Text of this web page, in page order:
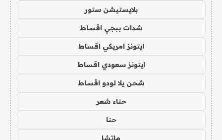
بلايستيشن ستور
شدات ببجي اقساط
ايتونز امريكي اقساط
ايتونز سعودي اقساط
شحن يلا لودو اقساط
حناء شعر
حنا
ماتشا